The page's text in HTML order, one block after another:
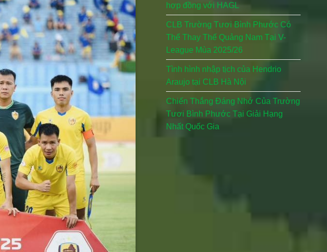
hợp đồng với HAGL
CLB Trường Tươi Bình Phước Có
Thể Thay Thế Quảng Nam Tại V-
League Mùa 2025/26
Tình hình nhập tịch của Hendrio
Araujo tại CLB Hà Nội
Chiến Thắng Đáng Nhớ Của Trường
Tươi Bình Phước Tại Giải Hạng
Nhất Quốc Gia